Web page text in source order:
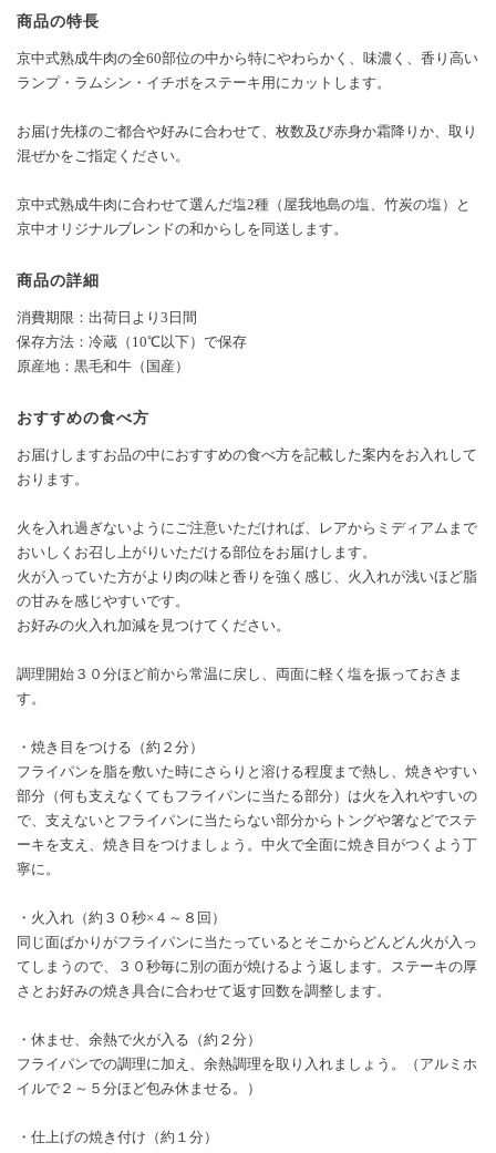
商品の特長
京中式熟成牛肉の全60部位の中から特にやわらかく、味濃く、香り高い
ランプ・ラムシン・イチボをステーキ用にカットします。
お届け先様のご都合や好みに合わせて、枚数及び赤身か霜降りか、取り
混ぜかをご指定ください。
京中式熟成牛肉に合わせて選んだ塩2種（屋我地島の塩、竹炭の塩）と
京中オリジナルブレンドの和からしを同送します。
商品の詳細
消費期限：出荷日より3日間
保存方法：冷蔵（10℃以下）で保存
原産地：黒毛和牛（国産）
おすすめの食べ方
お届けしますお品の中におすすめの食べ方を記載した案内をお入れして
おります。
火を入れ過ぎないようにご注意いただければ、レアからミディアムまで
おいしくお召し上がりいただける部位をお届けします。
火が入っていた方がより肉の味と香りを強く感じ、火入れが浅いほど脂
の甘みを感じやすいです。
お好みの火入れ加減を見つけてください。
調理開始３０分ほど前から常温に戻し、両面に軽く塩を振っておきま
す。
・焼き目をつける（約２分）
フライパンを脂を敷いた時にさらりと溶ける程度まで熱し、焼きやすい
部分（何も支えなくてもフライパンに当たる部分）は火を入れやすいの
で、支えないとフライパンに当たらない部分からトングや箸などでステ
ーキを支え、焼き目をつけましょう。中火で全面に焼き目がつくよう丁
寧に。
・火入れ（約３０秒×４～８回）
同じ面ばかりがフライパンに当たっているとそこからどんどん火が入っ
てしまうので、３０秒毎に別の面が焼けるよう返します。ステーキの厚
さとお好みの焼き具合に合わせて返す回数を調整します。
・休ませ、余熱で火が入る（約２分）
フライパンでの調理に加え、余熱調理を取り入れましょう。（アルミホ
イルで２～５分ほど包み休ませる。）
・仕上げの焼き付け（約１分）